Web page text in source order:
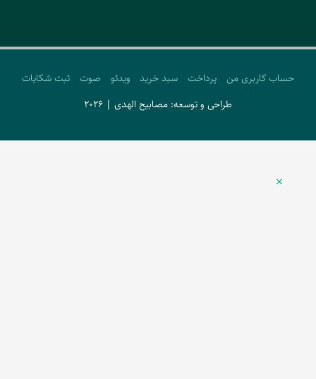
حساب کاربری من پرداخت سبد خرید ویدئو صوت
ثبت شکایات
طراحی و توسعه: مصابیح الهدی | 2026